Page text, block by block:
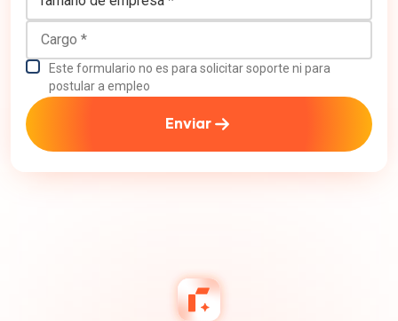
Cargo
Este formulario no es para solicitar soporte ni para
postular a empleo
Enviar